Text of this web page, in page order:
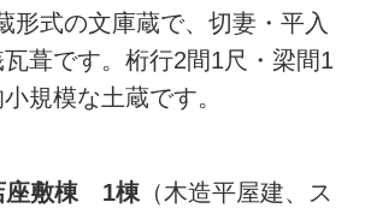
形式の文庫蔵で、切妻・平入
葺です。桁行2間1尺・梁間1
小規模な土蔵です。
座敷棟 1棟（木造平屋建、ス